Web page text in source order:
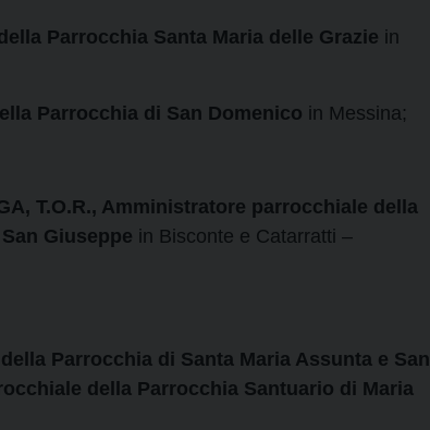
Parrocchia Santa Maria delle Grazie in
Parrocchia di San Domenico in Messina;
T.O.R., Amministratore parrocchiale della
Giuseppe in Bisconte e Catarratti –
della Parrocchia di Santa Maria Assunta e San
della Parrocchia Santuario di Maria